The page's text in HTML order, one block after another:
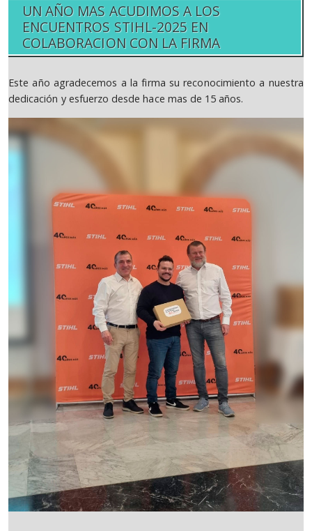
UN AÑO MAS ACUDIMOS A LOS
ENCUENTROS STIHL-2025 EN
COLABORACION CON LA FIRMA
Este año agradecemos a la firma su reconocimiento a nuestra
dedicación y esfuerzo desde hace mas de 15 años.